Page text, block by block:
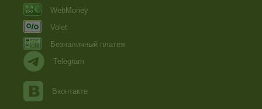
WebMoney
Volet
Безналичный платеж
Telegram
Вконтакте